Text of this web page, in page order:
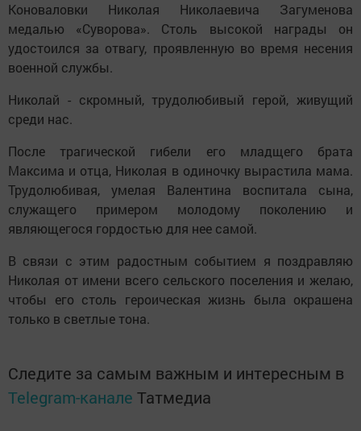
Коноваловки Николая Николаевича Загуменова
медалью «Суворова». Столь высокой награды он
удостоился за отвагу, проявленную во время несения
военной службы.
Николай - скромный, трудолюбивый герой, живущий
среди нас.
После трагической гибели его младщего брата
Максима и отца, Николая в одиночку вырастила мама.
Трудолюбивая, умелая Валентина воспитала сына,
служащего примером молодому поколению и
являющегося гордостью для нее самой.
В связи с этим радостным событием я поздравляю
Николая от имени всего сельского поселения и желаю,
чтобы его столь героическая жизнь была окрашена
только в светлые тона.
Следите за самым важным и интересным в
Telegram-канале Татмедиа